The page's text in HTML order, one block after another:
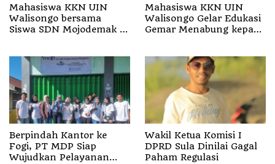
Mahasiswa KKN UIN
Walisongo bersama
Siswa SDN Mojodemak 3
Mahasiswa KKN UIN
Walisongo Gelar Edukasi
Gemar Menabung kepada
Berpindah Kantor ke
Fogi, PT MDP Siap
Wujudkan Pelayanan
Wakil Ketua Komisi I
DPRD Sula Dinilai Gagal
Paham Regulasi